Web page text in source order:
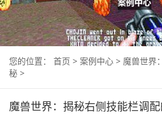
您的位置： 首页 > 案例中心 > 魔兽世界
秘 >
魔兽世界：揭秘右侧技能栏调